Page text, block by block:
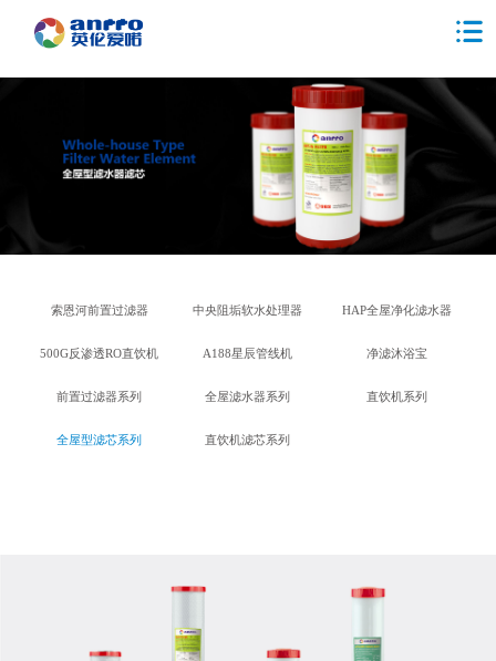
索恩河前置过滤器 中央阻垢软水处理器 HAP全屋净化滤水器
500G反渗透RO直饮机 A188星辰管线机 净滤沐浴宝
前置过滤器系列 全屋滤水器系列 直饮机系列
全屋型滤芯系列 直饮机滤芯系列